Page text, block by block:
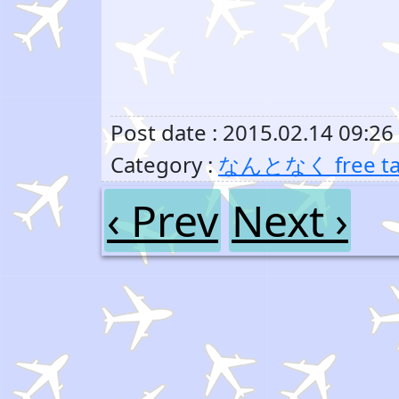
Post date : 2015.02.14 09:26
Category : なんとなく free
‹ Prev Next ›